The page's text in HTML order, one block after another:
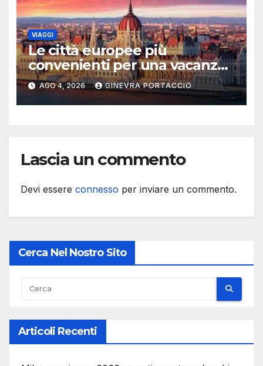
VIAGGI
Le città europee più
convenienti per una vacanza
estiva
AGO 4, 2026 GINEVRA PORTACCIO
Lascia un commento
Devi essere connesso per inviare un commento.
Cerca Nel Nostro Sito
Articoli Recenti